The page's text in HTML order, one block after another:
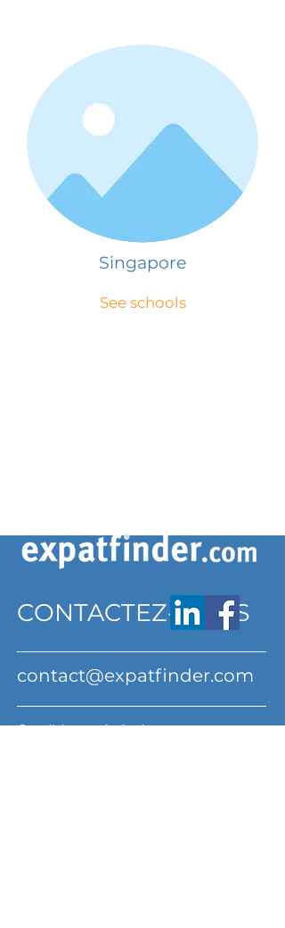
Singapore
See schools
CONTACTEZ-NOUS
contact@expatfinder.com
Conditions générales